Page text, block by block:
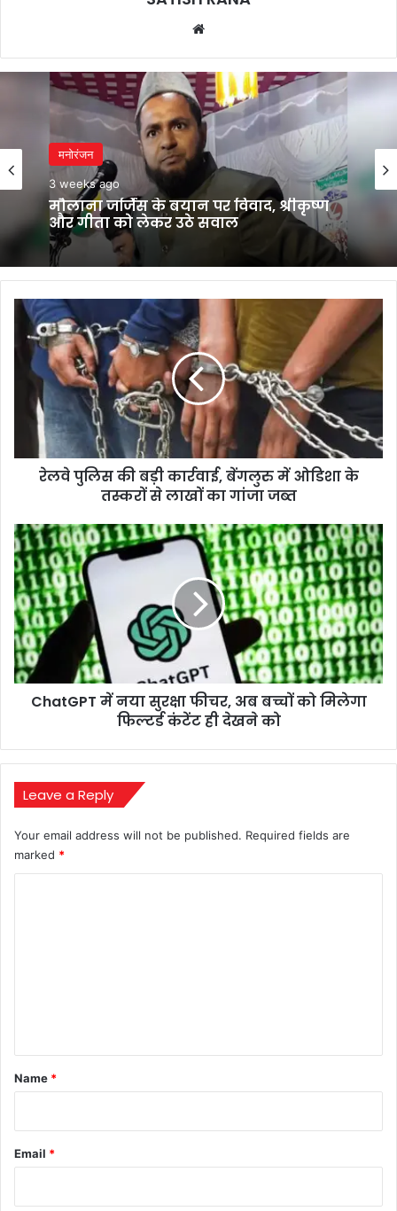
मनोरंजन
3 weeks ago
मौलाना जर्जिस के बयान पर विवाद, श्रीकृष्ण
और गीता को लेकर उठे सवाल
मनोरंजन
3 weeks ago
भगवंत मान का कांग्रेस पर बड़ा हमला, बोले-
मुख्यमंत्री बनने से पहले ही कुर्सी की लड़ाई शुरू
रेलवे
पुलिस
कार्रवाई,
बेंगलुरु
ओडिशा
के
तस्करों
का
गांजा
जब्त
रेलवे पुलिस की बड़ी कार्रवाई, बेंगलुरु में ओडिशा के
तस्करों से लाखों का गांजा जब्त
ChatGPT
में
नया
सुरक्षा
फीचर,
अब
बच्चों
को
मिलेगा
फिल्टर्डChatGPT में नया सुरक्षा फीचर, अब बच्चों को मिलेगा
फिल्टर्ड कंटेंट ही देखने को
Leave a Reply
Your email address will not be published. Required fields are
marked *
*
Name *
Email *